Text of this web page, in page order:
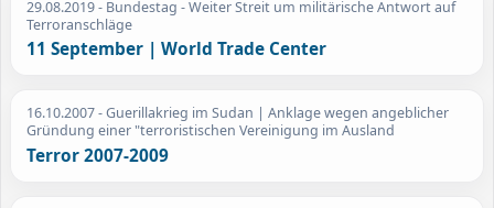
29.08.2019- Bundestag - Weiter Streit um militärische Antwort auf
Terroranschläge
11 September | World Trade Center
16.10.2007- Guerillakrieg im Sudan | Anklage wegen angeblicher
Gründung einer "terroristischen Vereinigung im Ausland
Terror 2007-2009